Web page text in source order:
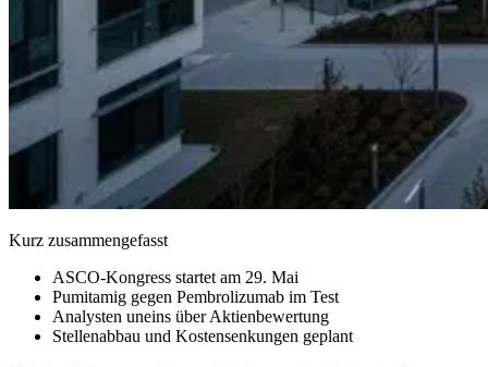
Kurz zusammengefasst
ASCO-Kongress startet am 29. Mai
Pumitamig gegen Pembrolizumab im Test
Analysten uneins über Aktienbewertung
Stellenabbau und Kostensenkungen geplant